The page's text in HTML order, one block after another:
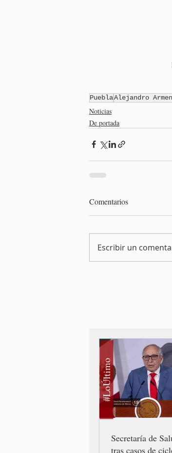
PueblaAlejandro
Noticias
De portada
Comentarios
Escribir un
Secretaría de
tras casos de
#LoÚltimo